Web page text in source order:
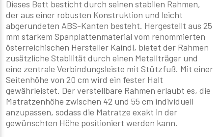
Dieses Bett besticht durch seinen stabilen Rahmen,
der aus einer robusten Konstruktion und leicht
abgerundeten ABS-Kanten besteht. Hergestellt aus 25
mm starkem Spanplattenmaterial vom renommierten
österreichischen Hersteller Kaindl, bietet der Rahmen
zusätzliche Stabilität durch einen Metallträger und
eine zentrale Verbindungsleiste mit Stützfuß. Mit einer
Seitenhöhe von 20 cm wird ein fester Halt
gewährleistet. Der verstellbare Rahmen erlaubt es, die
Matratzenhöhe zwischen 42 und 55 cm individuell
anzupassen, sodass die Matratze exakt in der
gewünschten Höhe positioniert werden kann.